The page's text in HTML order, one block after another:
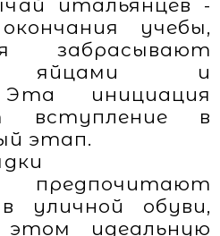
итальянцев -
учебы,
забрасывают
яйцами и
инициация
вступление в
этап.
уличной обуви,
этом идеальную